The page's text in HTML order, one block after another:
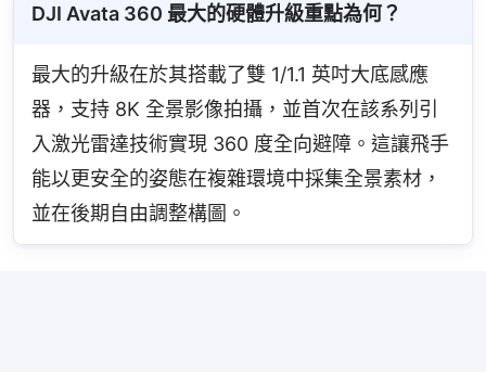
DJI Avata 360 最大的硬體升級重點為何？
最大的升級在於其搭載了雙 1/1.1 英吋大底感應
器，支持 8K 全景影像拍攝，並首次在該系列引
入激光雷達技術實現 360 度全向避障。這讓飛手
能以更安全的姿態在複雜環境中採集全景素材，
並在後期自由調整構圖。